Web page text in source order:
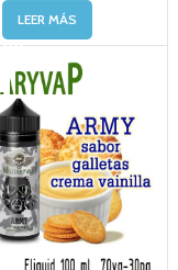
LEER MÁS